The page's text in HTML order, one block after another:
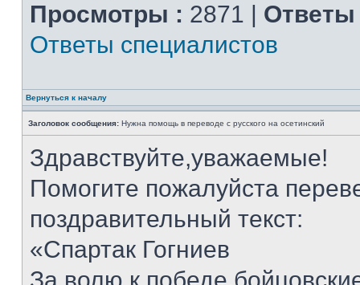
Просмотры : 2871 | Ответы
Ответы специалистов
Вернуться к началу
Заголовок сообщения: Нужна помощь в переводе с русского на осетинский
Здравствуйте,уважаемые!
Помогите пожалуйста
поздравительный текст:
«Спартак Гогниев